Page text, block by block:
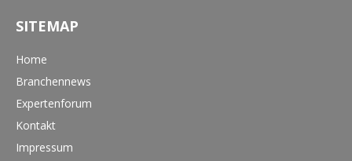
SITEMAP
Home
Branchennews
Expertenforum
Kontakt
Impressum